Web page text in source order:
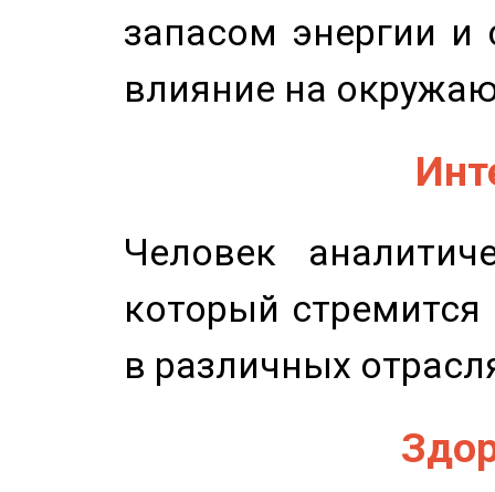
запасом энергии и
влияние на
Человек
который
в различных